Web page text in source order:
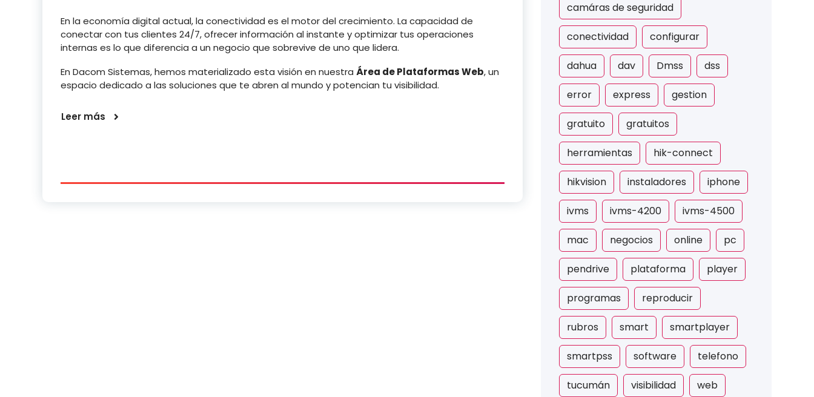
En la economía digital actual, la conectividad es el motor del crecimiento. La capacidad de
conectar con tus clientes 24/7, ofrecer información al instante y optimizar tus operaciones
internas es lo que diferencia a un negocio que sobrevive de uno que lidera.
En Dacom Sistemas, hemos materializado esta visión en nuestra Área de Plataformas Web, un
espacio dedicado a las soluciones que te abren al mundo y potencian tu visibilidad.
Leer más
camáras de seguridad
conectividad configurar
dahua dav Dmss dss
error express gestion
gratuito gratuitos
herramientas hik-connect
hikvision instaladores iphone
ivms ivms-4200 ivms-4500
mac negocios online pc
pendrive plataforma player
programas reproducir
rubros smart smartplayer
smartpss software telefono
tucumán visibilidad web